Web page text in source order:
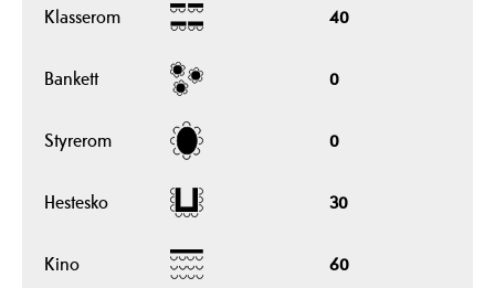
Klasserom 40
Bankett 0
Styrerom 0
Hestesko 30
Kino 60